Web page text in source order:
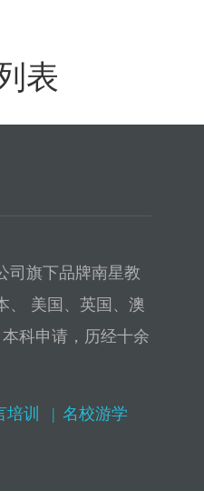
表
司旗下品牌南星教
、 美国、英国、澳
科申请，历经十余
培训 | 名校游学